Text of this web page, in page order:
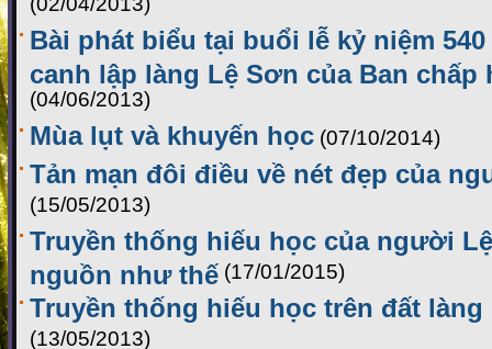
Bài phát biểu tại buổi lễ kỷ niệm
canh lập làng Lệ Sơn của Ban chấp
(04/06/2013)
Mùa lụt và khuyến học (07/10/2014)
Tản mạn đôi điều về nét đẹp của
(15/05/2013)
Truyền thống hiếu học của người
nguồn như thế (17/01/2015)
Truyền thống hiếu học trên đất làng
(13/05/2013)